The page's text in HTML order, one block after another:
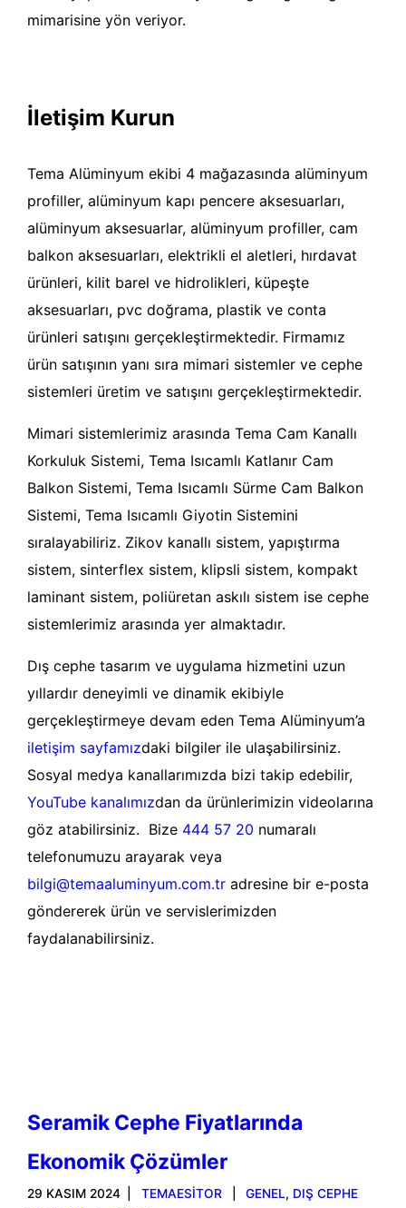
mimarisine yön veriyor.
İletişim Kurun
Tema Alüminyum ekibi 4 mağazasında alüminyum
profiller, alüminyum kapı pencere aksesuarları,
alüminyum aksesuarlar, alüminyum profiller, cam
balkon aksesuarları, elektrikli el aletleri, hırdavat
ürünleri, kilit barel ve hidrolikleri, küpeşte
aksesuarları, pvc doğrama, plastik ve conta
ürünleri satışını gerçekleştirmektedir. Firmamız
ürün satışının yanı sıra mimari sistemler ve cephe
sistemleri üretim ve satışını gerçekleştirmektedir.
Mimari sistemlerimiz arasında Tema Cam Kanallı
Korkuluk Sistemi, Tema Isıcamlı Katlanır Cam
Balkon Sistemi, Tema Isıcamlı Sürme Cam Balkon
Sistemi, Tema Isıcamlı Giyotin Sistemini
sıralayabiliriz. Zikov kanallı sistem, yapıştırma
sistem, sinterflex sistem, klipsli sistem, kompakt
laminant sistem, poliüretan askılı sistem ise cephe
sistemlerimiz arasında yer almaktadır.
Dış cephe tasarım ve uygulama hizmetini uzun
yıllardır deneyimli ve dinamik ekibiyle
gerçekleştirmeye devam eden Tema Alüminyum’a
iletişim sayfamızdaki bilgiler ile ulaşabilirsiniz.
Sosyal medya kanallarımızda bizi takip edebilir,
YouTube kanalımızdan da ürünlerimizin videolarına
göz atabilirsiniz. Bize 444 57 20 numaralı
telefonumuzu arayarak veya
bilgi@temaaluminyum.com.tr adresine bir e-posta
göndererek ürün ve servislerimizden
faydalanabilirsiniz.
Seramik Cephe Fiyatlarında
Ekonomik Çözümler
29 KASIM 2024 TEMAESITOR GENEL, DIŞ CEPHE